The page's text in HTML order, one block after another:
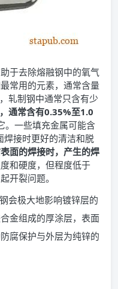
于去除熔融钢中的氧气
常用的元素，通常含量
轧制钢中通常只含有少
通常含有0.35%至1.0
。一些填充金属可能含
焊接时更好的清洁和脱
面的焊接时，产生的焊
和硬度，但程度低于
开裂问题。
会极大地影响镀锌层的
金组成的厚涂层，表面
腐保护与外层为纯锌的